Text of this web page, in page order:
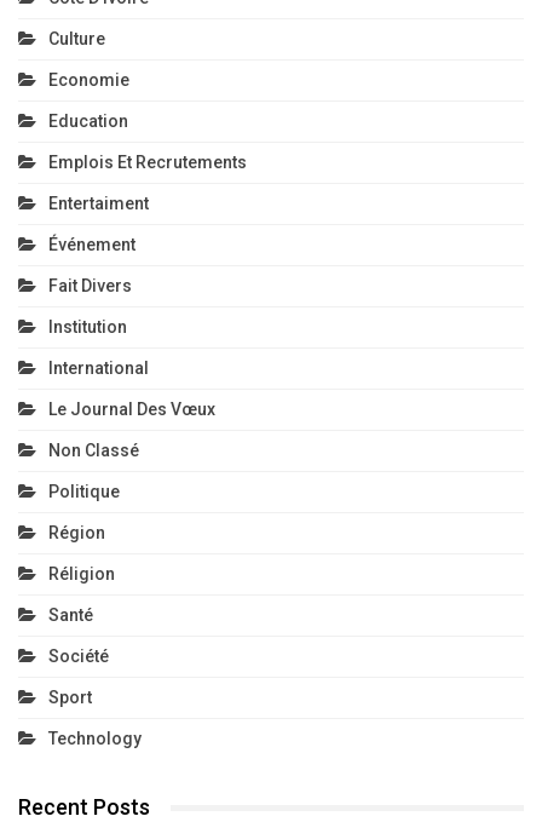
Culture
Economie
Education
Emplois Et Recrutements
Entertaiment
Événement
Fait Divers
Institution
International
Le Journal Des Vœux
Non Classé
Politique
Région
Réligion
Santé
Société
Sport
Technology
Recent Posts